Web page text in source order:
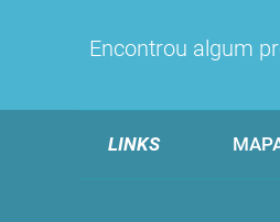
Encontrou algum
LINKS